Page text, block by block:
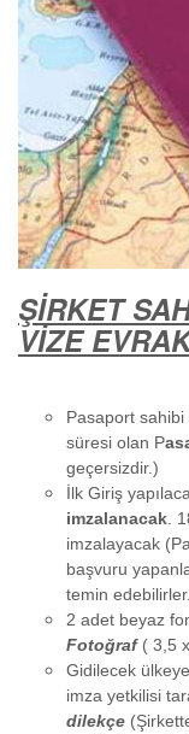
ŞİRKET
VİZE
Pasaport sahibi
süresi olan P
geçersizdir.)
İlk Giriş
imzalanacak .
imzalayacak
başvuru
temin
2 adet beyaz
Fotoğraf ( 3,5
Gidilecek
imza yetkilisi
dilekçe